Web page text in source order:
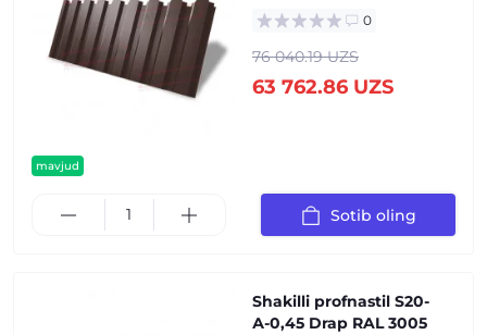
mavjud
0
76 040.19 UZS
63 762.86 UZS
Sotib oling
Shakilli profnastil S20-
А-0,45 Drap RAL 3005